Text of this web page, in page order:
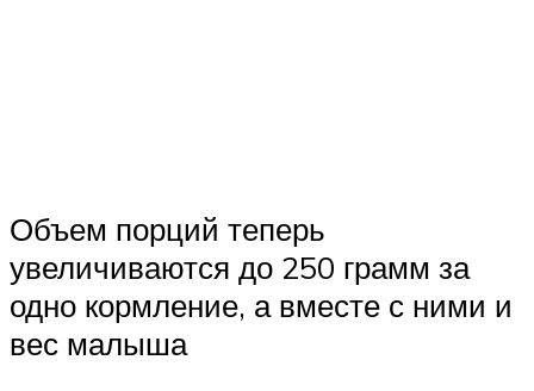
Объем порций теперь
увеличиваются до 250 грамм за
одно кормление, а вместе с ними и
вес малыша